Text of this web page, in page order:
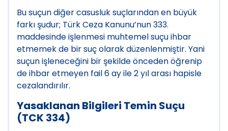
Bu suçun diğer casusluk suçlarından en büyük
farkı şudur; Türk Ceza Kanunu’nun 333.
maddesinde işlenmesi muhtemel suçu ihbar
etmemek de bir suç olarak düzenlenmiştir. Yani
suçun işleneceğini bir şekilde önceden öğrenip
de ihbar etmeyen fail 6 ay ile 2 yıl arası hapisle
cezalandırılır.
Yasaklanan Bilgileri Temin Suçu
(TCK 334)